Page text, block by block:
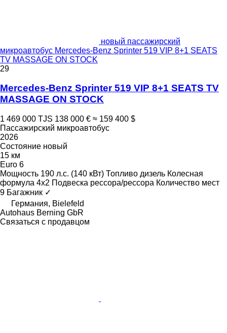
новый пассажирский
микроавтобус Mercedes-Benz Sprinter 519 VIP 8+1 SEATS
TV MASSAGE ON STOCK
29
Mercedes-Benz Sprinter 519 VIP 8+1 SEATS TV
MASSAGE ON STOCK
1 469 000 TJS 138 000 € ≈ 159 400 $
Пассажирский микроавтобус
2026
Состояние новый
15 км
Euro 6
Мощность 190 л.с. (140 кВт) Топливо дизель Колесная
формула 4x2 Подвеска рессора/рессора Количество мест
9 Багажник ✓
Германия, Bielefeld
Autohaus Berning GbR
Связаться с продавцом